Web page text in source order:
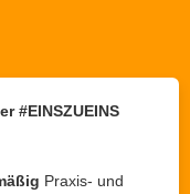
#EINSZUEINS
Praxis- und